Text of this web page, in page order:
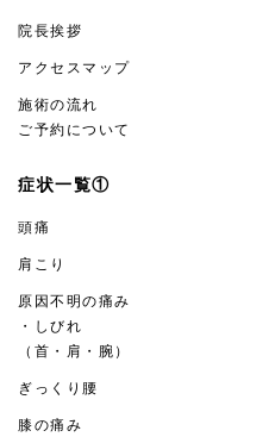
院長挨拶
アクセスマップ
施術の流れ
ご予約について
症状一覧①
頭痛
肩こり
原因不明の痛み
・しびれ
（首・肩・腕）
ぎっくり腰
膝の痛み